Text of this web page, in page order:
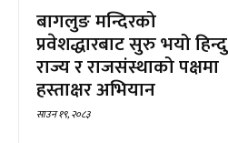
बागलुङ मन्दिरको
प्रवेशद्धारबाट सुरु भयो हिन्दु
राज्य र राजसंस्थाको पक्षमा
हस्ताक्षर अभियान
साउन १९, २०८३